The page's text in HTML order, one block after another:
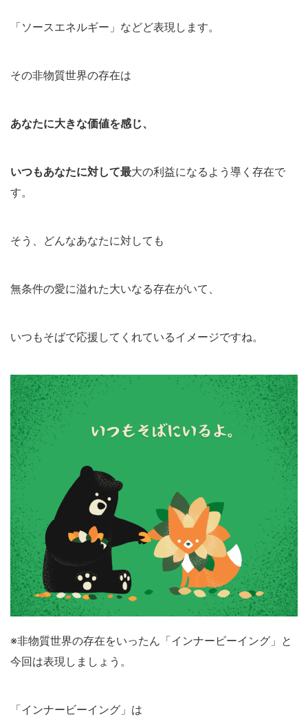
「ソースエネルギー」などど表現します。
その非物質世界の存在は
あなたに大きな価値を感じ、
いつもあなたに対して最大の利益になるよう導く存在で
す。
そう、どんなあなたに対しても
無条件の愛に溢れた大いなる存在がいて、
いつもそばで応援してくれているイメージですね。
※非物質世界の存在をいったん「インナービーイング」と
今回は表現しましょう。
「インナービーイング」は